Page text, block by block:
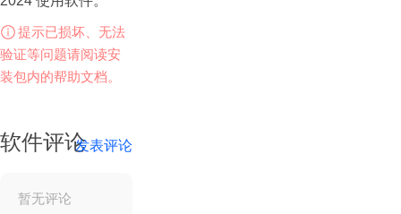
Mac版还提供了广泛
的图像编辑工具，包
括选择、修复、调
及用于文本处理、
务的创意工具和特
提示已损坏、无法
验证等问题请阅读安
装包内的帮助文档。
软件评论发表评论
暂无评论